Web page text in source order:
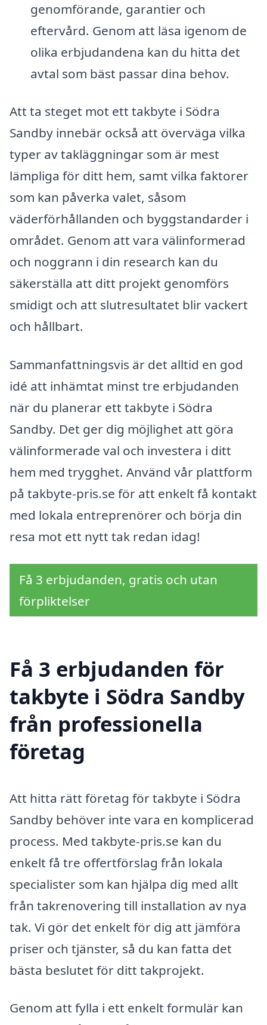
genomförande, garantier och
eftervård. Genom att läsa igenom de
olika erbjudandena kan du hitta det
avtal som bäst passar dina behov.
Att ta steget mot ett takbyte i Södra
Sandby innebär också att överväga vilka
typer av takläggningar som är mest
lämpliga för ditt hem, samt vilka faktorer
som kan påverka valet, såsom
väderförhållanden och byggstandarder i
området. Genom att vara välinformerad
och noggrann i din research kan du
säkerställa att ditt projekt genomförs
smidigt och att slutresultatet blir vackert
och hållbart.
Sammanfattningsvis är det alltid en god
idé att inhämtat minst tre erbjudanden
när du planerar ett takbyte i Södra
Sandby. Det ger dig möjlighet att göra
välinformerade val och investera i ditt
hem med trygghet. Använd vår plattform
på takbyte-pris.se för att enkelt få kontakt
med lokala entreprenörer och börja din
resa mot ett nytt tak redan idag!
Få 3 erbjudanden, gratis och utan
förpliktelser
Få 3 erbjudanden för
takbyte i Södra Sandby
från professionella
företag
Att hitta rätt företag för takbyte i Södra
Sandby behöver inte vara en komplicerad
process. Med takbyte-pris.se kan du
enkelt få tre offertförslag från lokala
specialister som kan hjälpa dig med allt
från takrenovering till installation av nya
tak. Vi gör det enkelt för dig att jämföra
priser och tjänster, så du kan fatta det
bästa beslutet för ditt takprojekt.
Genom att fylla i ett enkelt formulär kan